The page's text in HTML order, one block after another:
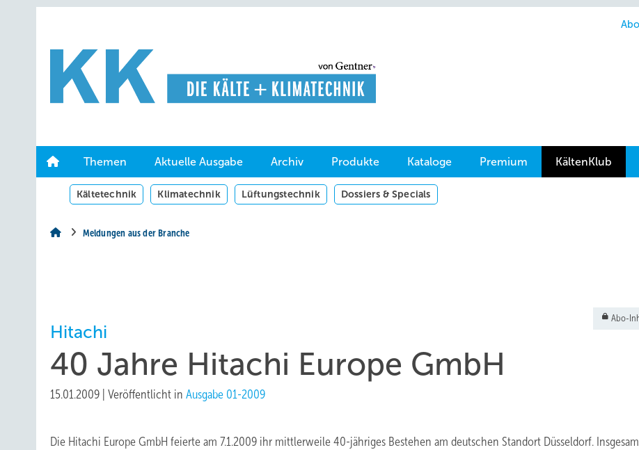
Hauptinhalt
Hauptmenü
Themen Aktuelle Ausgabe Archiv Produkte Kataloge Premium KältenKlub
Kältetechnik Klimatechnik Lüftungstechnik Dossiers & Specials
Meldungen aus der Branche
Abo-
Hitachi
40 Jahre Hitachi Europe GmbH
15.01.2009 Veröffentlicht in Ausgabe 01-2009
Die Hitachi Europe GmbH feierte am 7.1.2009 ihr mittlerweile 40-jähriges Bestehen am deutschen Standort Düsseldorf.